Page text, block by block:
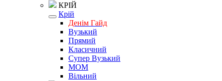
КРІЙ
Крій
Денім Гайд
Вузький
Прямий
Класичний
Супер Вузький
MOM
Вільний